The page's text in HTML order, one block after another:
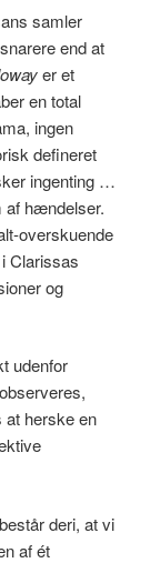
samler
end at
er et
en total
ingen
defineret
ingenting …
af hændelser.
overskuende
Clarissas
og
udenfor
herske en
deri, at vi
af ét